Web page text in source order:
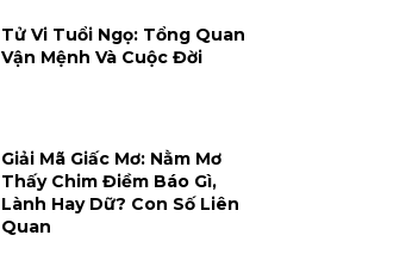
Tử Vi Tuổi Ngọ: Tổng Quan
Vận Mệnh Và Cuộc Đời
Giải Mã Giấc Mơ: Nằm Mơ
Thấy Chim Điềm Báo Gì,
Lành Hay Dữ? Con Số Liên
Quan